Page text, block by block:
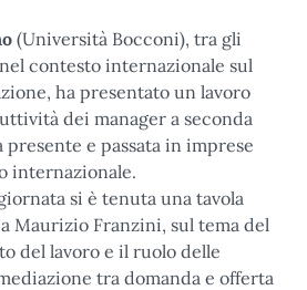
(Università Bocconi), tra gli
contesto internazionale sul
ha presentato un lavoro
dei manager a seconda
e passata in imprese
internazionale.
si è tenuta una tavola
Maurizio Franzini, sul tema del
del lavoro e il ruolo delle
tra domanda e offerta